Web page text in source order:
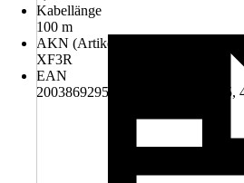
Kabellänge
100 m
AKN (Artikelkurznummer)
XF3R
EAN
2003869295004, 4022873014485,